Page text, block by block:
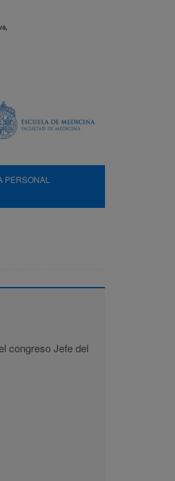
PERSONAL
congreso Jefe del